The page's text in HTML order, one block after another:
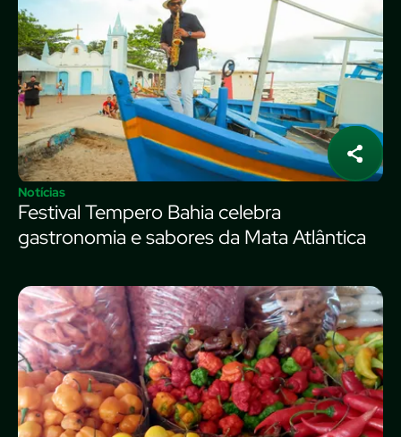
Notícias
Festival Tempero Bahia celebra
gastronomia e sabores da Mata Atlântica